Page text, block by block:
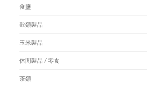
食鹽
穀類製品
玉米製品
休閒製品 / 零食
茶類